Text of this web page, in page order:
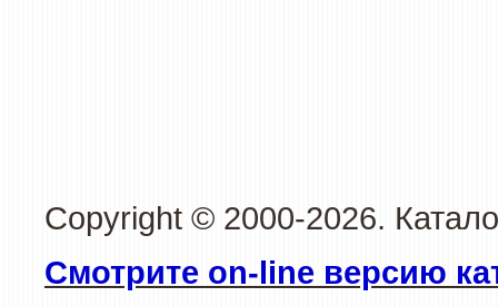
Copyright © 2000-2026.
Смотрите on-line версию